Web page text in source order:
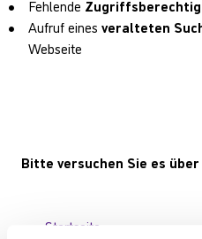
Fehlende
Aufruf eines veralteten
Webseite
Bitte versuchen Sie es
Startseite